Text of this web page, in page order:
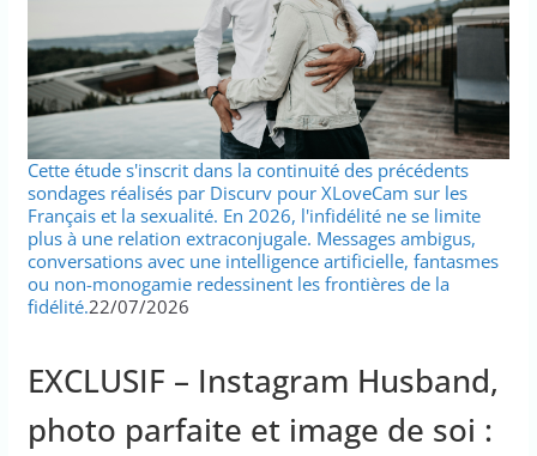
Cette étude s'inscrit dans la continuité des précédents
sondages réalisés par Discurv pour XLoveCam sur les
Français et la sexualité. En 2026, l'infidélité ne se limite
plus à une relation extraconjugale. Messages ambigus,
conversations avec une intelligence artificielle, fantasmes
ou non-monogamie redessinent les frontières de la
fidélité.22/07/2026
EXCLUSIF – Instagram Husband,
photo parfaite et image de soi :